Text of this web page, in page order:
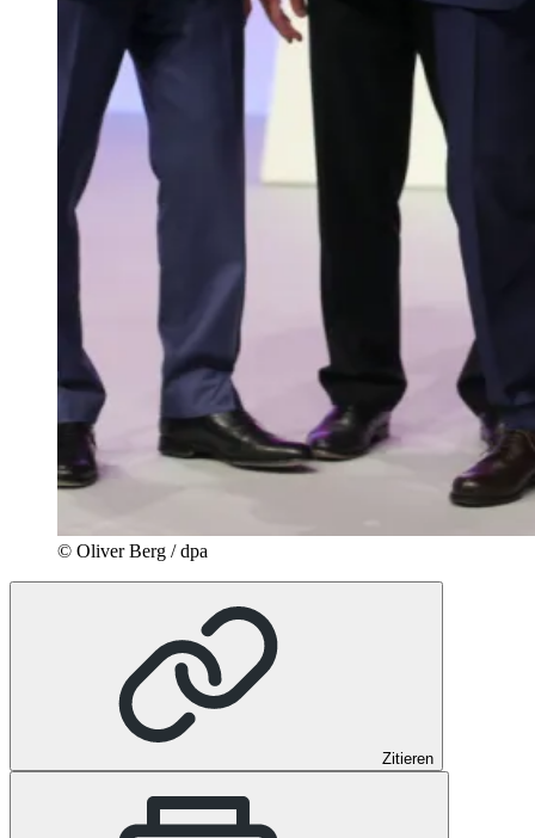
© Oliver Berg / dpa
Zitieren